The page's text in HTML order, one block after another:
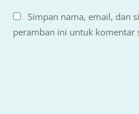
Simpan nama, email, dan
peramban ini untuk komentar